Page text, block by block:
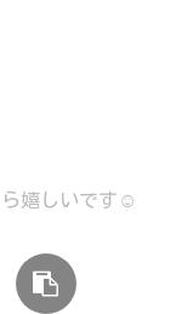
嬉しいです☺️